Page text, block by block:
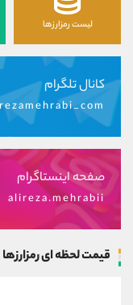
لیست رمزارزها
کانال تلگرام
صفحه اینستاگرام
alireza.mehrabii
قیمت لحظه ای رمزارزها